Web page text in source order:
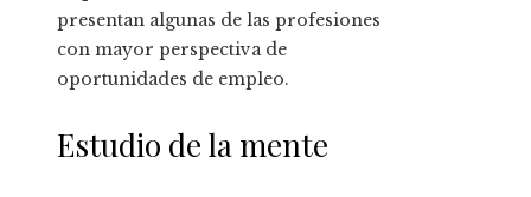
presentan algunas de las profesiones
con mayor perspectiva de
oportunidades de empleo.
Estudio de la mente